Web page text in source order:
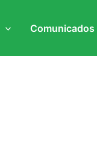
Comunicados